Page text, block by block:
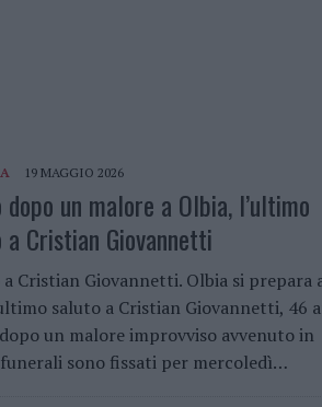
MINORI, ALBIERI: “EPISODI GRAVISSIMI”
19 MAGGIO 2026
un malore a Olbia, l’ultimo
Cristian Giovannetti
a Cristian Giovannetti. Olbia si prepara
saluto a Cristian Giovannetti, 46
un malore improvviso avvenuto in
sono fissati per mercoledì…